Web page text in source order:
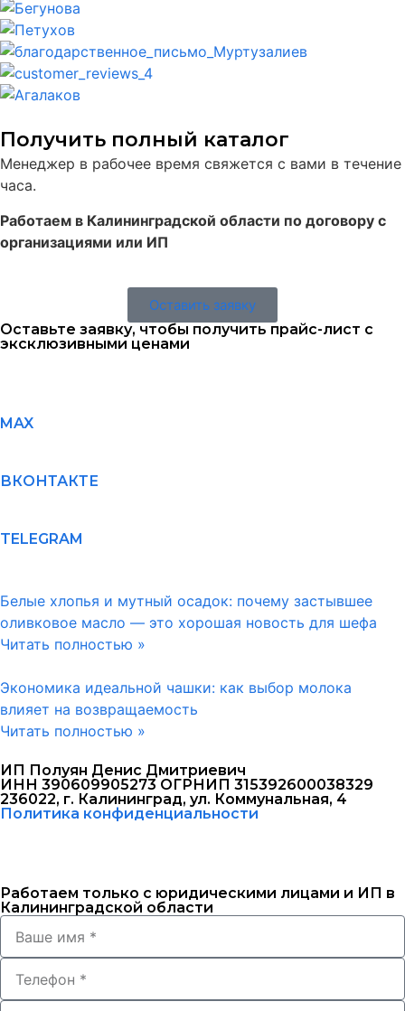
Получить полный каталог
Менеджер в рабочее время свяжется с вами в течение
часа.
Работаем в Калининградской области по договору с
организациями или ИП
Оставить заявку
Оставьте заявку, чтобы получить прайс-лист с
эксклюзивными ценами
MAX
ВКОНТАКТЕ
TELEGRAM
Белые хлопья и мутный осадок: почему застывшее
оливковое масло — это хорошая новость для шефа
Читать полностью »
Экономика идеальной чашки: как выбор молока
влияет на возвращаемость
Читать полностью »
ИП Полуян Денис Дмитриевич
ИНН 390609905273 ОГРНИП 315392600038329
236022, г. Калининград, ул. Коммунальная, 4
Политика конфиденциальности
Работаем только с юридическими лицами и ИП в
Калининградской области